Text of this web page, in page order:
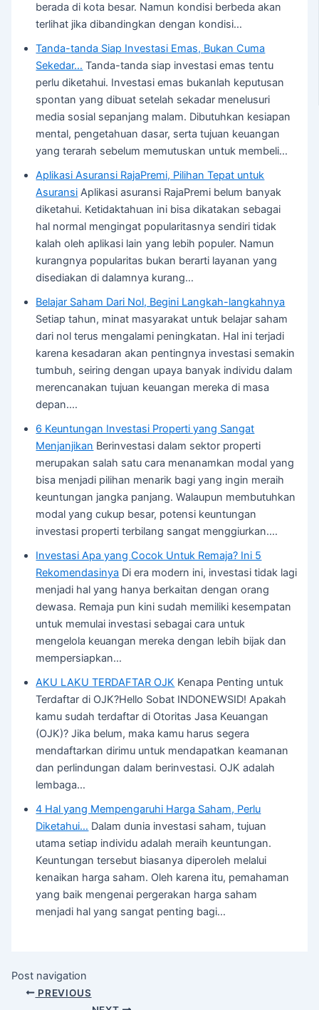
berada di kota besar. Namun kondisi berbeda akan
terlihat jika dibandingkan dengan kondisi…
Tanda-tanda Siap Investasi Emas, Bukan Cuma
Sekedar… Tanda-tanda siap investasi emas tentu
perlu diketahui. Investasi emas bukanlah keputusan
spontan yang dibuat setelah sekadar menelusuri
media sosial sepanjang malam. Dibutuhkan kesiapan
mental, pengetahuan dasar, serta tujuan keuangan
yang terarah sebelum memutuskan untuk membeli…
Aplikasi Asuransi RajaPremi, Pilihan Tepat untuk
Asuransi Aplikasi asuransi RajaPremi belum banyak
diketahui. Ketidaktahuan ini bisa dikatakan sebagai
hal normal mengingat popularitasnya sendiri tidak
kalah oleh aplikasi lain yang lebih populer. Namun
kurangnya popularitas bukan berarti layanan yang
disediakan di dalamnya kurang…
Belajar Saham Dari Nol, Begini Langkah-langkahnya
Setiap tahun, minat masyarakat untuk belajar saham
dari nol terus mengalami peningkatan. Hal ini terjadi
karena kesadaran akan pentingnya investasi semakin
tumbuh, seiring dengan upaya banyak individu dalam
merencanakan tujuan keuangan mereka di masa
depan.…
6 Keuntungan Investasi Properti yang Sangat
Menjanjikan Berinvestasi dalam sektor properti
merupakan salah satu cara menanamkan modal yang
bisa menjadi pilihan menarik bagi yang ingin meraih
keuntungan jangka panjang. Walaupun membutuhkan
modal yang cukup besar, potensi keuntungan
investasi properti terbilang sangat menggiurkan.…
Investasi Apa yang Cocok Untuk Remaja? Ini 5
Rekomendasinya Di era modern ini, investasi tidak lagi
menjadi hal yang hanya berkaitan dengan orang
dewasa. Remaja pun kini sudah memiliki kesempatan
untuk memulai investasi sebagai cara untuk
mengelola keuangan mereka dengan lebih bijak dan
mempersiapkan…
AKU LAKU TERDAFTAR OJK Kenapa Penting untuk
Terdaftar di OJK?Hello Sobat INDONEWSID! Apakah
kamu sudah terdaftar di Otoritas Jasa Keuangan
(OJK)? Jika belum, maka kamu harus segera
mendaftarkan dirimu untuk mendapatkan keamanan
dan perlindungan dalam berinvestasi. OJK adalah
lembaga…
4 Hal yang Mempengaruhi Harga Saham, Perlu
Diketahui… Dalam dunia investasi saham, tujuan
utama setiap individu adalah meraih keuntungan.
Keuntungan tersebut biasanya diperoleh melalui
kenaikan harga saham. Oleh karena itu, pemahaman
yang baik mengenai pergerakan harga saham
menjadi hal yang sangat penting bagi…
Post navigation
PREVIOUS